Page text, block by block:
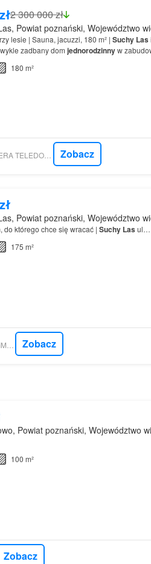
2 300 000 zł
Powiat poznański, Województwo
lesie | Sauna, jacuzzi, 180 m² | Suchy Las
zadbany dom jednorodzinnyw
180 m²
GRATKA - GENDERA TELEDOM MARIUSZ GENDERA,ELŻBIETA GENDERA S.C. Zobacz
Powiat poznański, Województwo
do którego chce się wracać | Suchy Las ul…
175 m²
MORIZON.PL - IMMO HOUSE Zobacz
Powiat poznański, Województwo
100 m²
Zobacz